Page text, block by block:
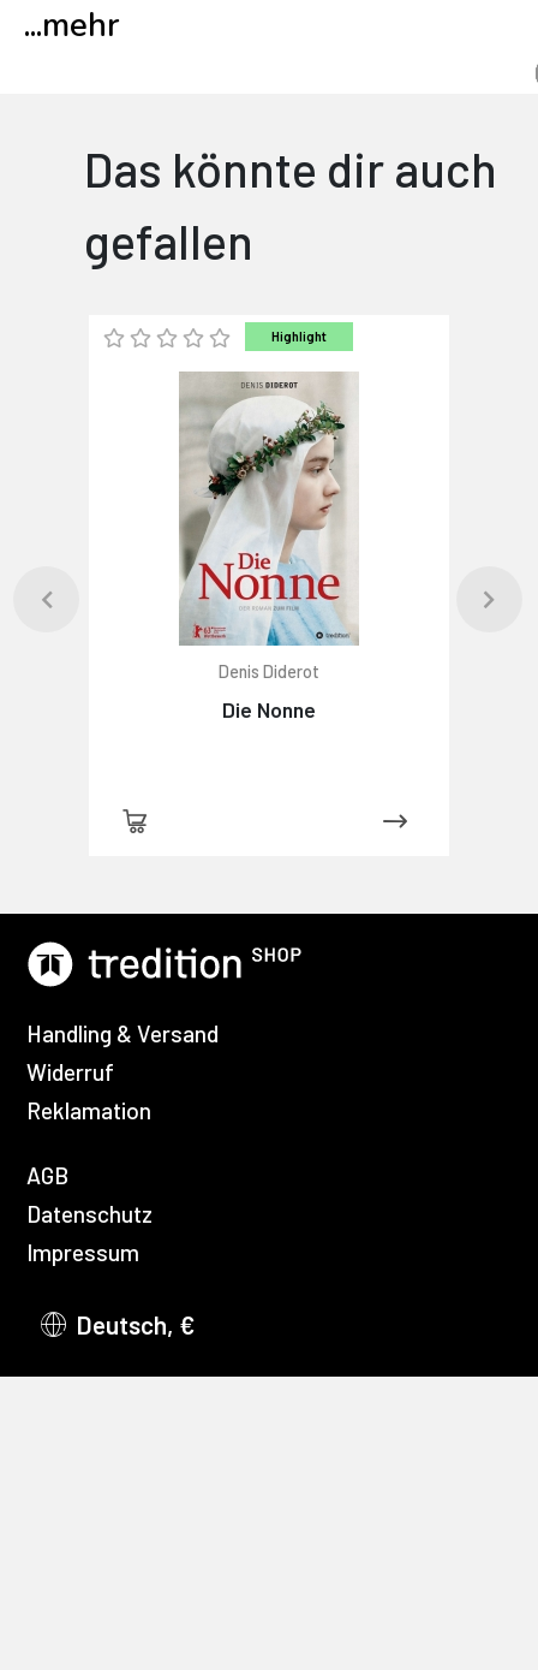
...mehr
Das könnte dir auch
gefallen
Highlight
Denis Diderot
Die Nonne
Handling & Versand
Widerruf
Reklamation
AGB
Datenschutz
Impressum
Deutsch, €